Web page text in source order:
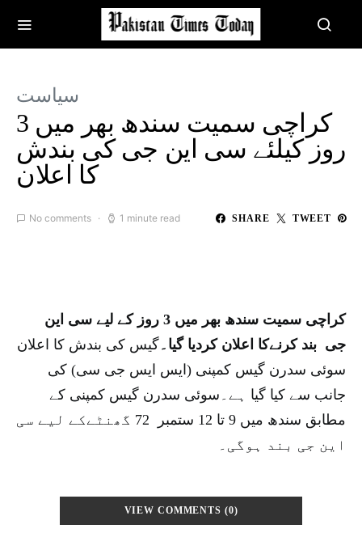
سیاست
کراچی سمیت سندھ بھر میں 3
روز کیلئے سی این جی کی بندش
کا اعلان
No comments 1 minute read SHARE TWEET
کراچی سمیت سندھ بھر میں 3 روز کے لیے سی این
جی بند کرنےکا اعلان کردیا گیا۔گیس کی بندش کا اعلان
سوئی سدرن گیس کمپنی (ایس ایس جی سی) کی
جانب سے کیا گیا ہے۔سوئی سدرن گیس کمپنی کے
مطابق سندھ میں 9 تا 12 ستمبر 72 گھنٹےکے لیے سی
این جی بند ہوگی۔
VIEW COMMENTS (0)